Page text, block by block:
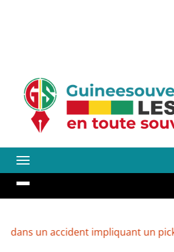
accident impliquant un pick-up de